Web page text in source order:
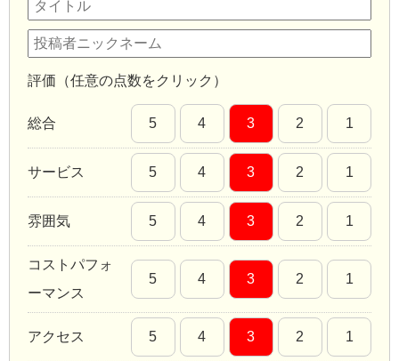
評価（任意の点数をクリック）
総合 5 4 3 2 1
サービス 5 4 3 2 1
雰囲気 5 4 3 2 1
コストパフォ
ーマンス
5 4 3 2 1
アクセス 5 4 3 2 1